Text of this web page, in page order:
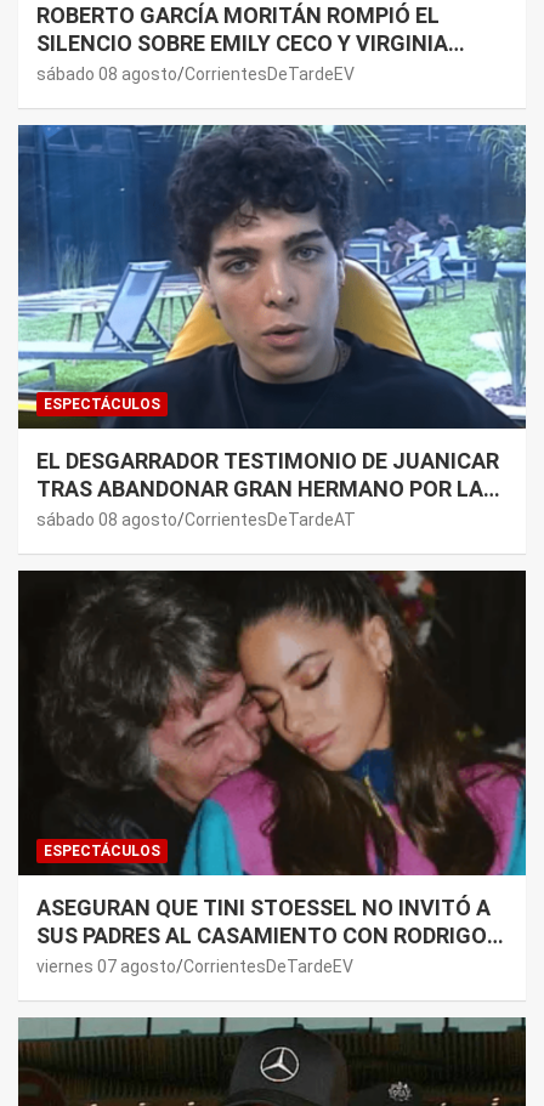
ROBERTO GARCÍA MORITÁN ROMPIÓ EL
SILENCIO SOBRE EMILY CECO Y VIRGINIA
GALLARDO: “DEDÍQUENSE A SUS VIDAS”
sábado 08 agosto CorrientesDeTardeEV
ESPECTÁCULOS
EL DESGARRADOR TESTIMONIO DE JUANICAR
TRAS ABANDONAR GRAN HERMANO POR LA
SALUD DE SU MAMÁ.
sábado 08 agosto CorrientesDeTardeAT
ESPECTÁCULOS
ASEGURAN QUE TINI STOESSEL NO INVITÓ A
SUS PADRES AL CASAMIENTO CON RODRIGO
DE PAUL: LOS MOTIVOS
viernes 07 agosto CorrientesDeTardeEV